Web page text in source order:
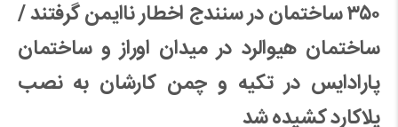
۳۵۰ ساختمان در سنندج اخطار ناایمن گرفتند /
ساختمان هیوالرد در میدان اوراز و ساختمان
پارادایس در تکیه و چمن کارشان به نصب
پلاکارد کشیده شد